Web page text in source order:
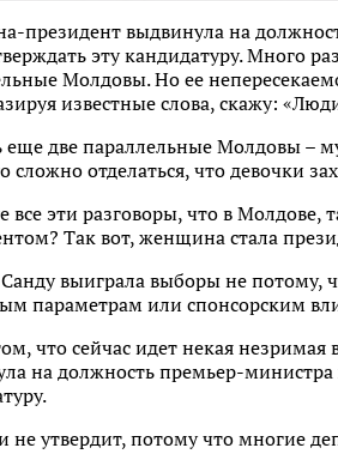
президент выдвинула на
эту кандидатуру. Много
Молдовы. Но ее
известные слова, скажу:
еще две параллельные Молдовы –
сложно отделаться, что девочки
все эти разговоры, что в Молдове,
Так вот, женщина стала
Санду выиграла выборы не
параметрам или спонсорским
что сейчас идет некая
на должность премьер-
не утвердит, потому что многие